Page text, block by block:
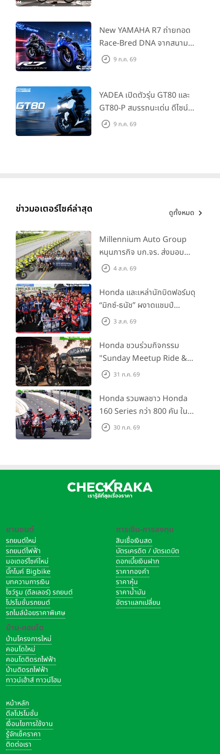
House Flagship Store ทั่ว
ประเทศ
New YAMAHA R7 ถ่ายทอด
Race-Bred DNA จากสนาม
แข่งสู่ซูเปอร์สปอร์ตคลาสกลาง
9 ก.ค. 69
YADEA เปิดตัวรุ่น GT80 และ
GT80-P สมรรถนะเด่น ดีไซน์หรู
ปลอดภัย ราคาเข้าถึงง่าย จด
9 ก.ค. 69
ข่าวมอเตอร์ไซค์ล่าสุด ดูทั้งหมด
Millennium Auto Group
หนุนภารกิจ บก.จร. ส่งมอบ
BMW R 1300 GS และ F 900
พร้อม ยกระดับทักษะการขับขี่
เสริมศักยภาพตำรวจจราจร
4 ส.ค. 69
Honda และเหล่านักบิดฟอร์มดุ
“มิกซ์-ธนัช” ผงาดแชมป์
SS600 2 สนามติด “ข้าวกล้อง”
สนาม 2
3 ส.ค. 69
Honda ชวนร่วมกิจกรรม
"Sunday Meetup Ride &
Soul" จิบกาแฟ พูดคุย แลก
กัน 16 ส.ค. นี้
31 ก.ค. 69
Honda รวมพลชาว Honda
160 Series กว่า 800 คัน ใน
งาน “THE ONE-SIXTI-ER ตัว
30 ก.ค. 69
ยานยนต์
รถยนต์ใหม่
รถยนต์ไฟฟ้า
มอเตอร์ไซค์ใหม่
บิ๊กไบค์ Bigbike
บทความการเงิน
โชว์รูม (ดีลเลอร์) รถยนต์
โปรโมชั่นรถยนต์
รถไมล์น้อยราคาพิเศษ
บ้าน-คอนโด
บ้านโครงการใหม่
คอนโดใหม่
คอนโดติดรถไฟฟ้า
บ้านติดรถไฟฟ้า
ทาวน์เฮ้าส์ ทาวน์โฮม
การเงิน-การลงทุน
สินเชื่อเงินสด
บัตรเครดิต / บัตรเดบิต
ดอกเบี้ยเงินฝาก
ราคาทองคำ
ราคาหุ้น
ราคาน้ำมัน
อัตราแลกเปลี่ยน
หน้าหลัก
ดีลโปรโมชั่น
เงื่อนไขการใช้งาน
รู้จักเช็คราคา
ติดต่อเรา